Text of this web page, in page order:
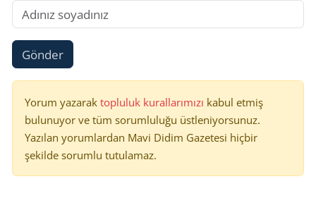
Gönder
Yorum yazarak topluluk kurallarımızı kabul etmiş
bulunuyor ve tüm sorumluluğu üstleniyorsunuz.
Yazılan yorumlardan Mavi Didim Gazetesi hiçbir
şekilde sorumlu tutulamaz.